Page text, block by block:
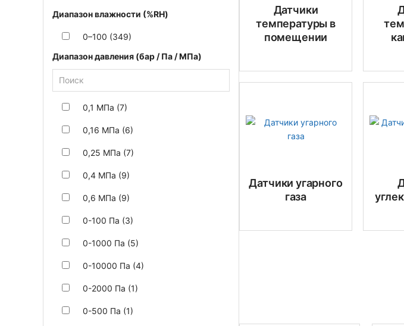
Диапазон влажности (%RH)
0–100 (349)
Диапазон давления (бар / Па / МПа)
0,1 МПа (7)
0,16 МПа (6)
0,25 МПа (7)
0,4 МПа (9)
0,6 МПа (9)
0-100 Па (3)
0-1000 Па (5)
0-10000 Па (4)
0-2000 Па (1)
0-500 Па (1)
Датчики
температуры в
помещении
Датчики угарного
газа